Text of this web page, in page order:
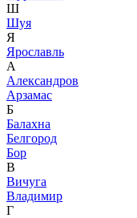
Ш
Шуя
Я
Ярославль
А
Александров
Арзамас
Б
Балахна
Белгород
Бор
В
Вичуга
Владимир
Г